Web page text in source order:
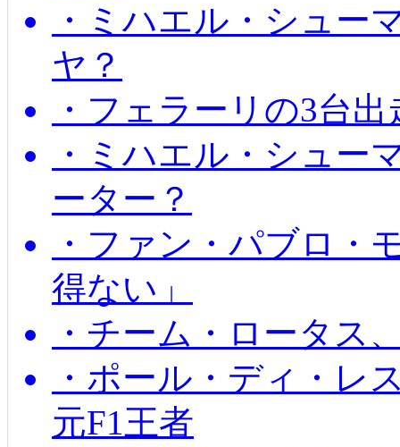
・ミハエル・シュー
ヤ？
・フェラーリの3台
・ミハエル・シュー
ーター？
・ファン・パブロ・
得ない」
・チーム・ロータス
・ポール・ディ・レ
元F1王者